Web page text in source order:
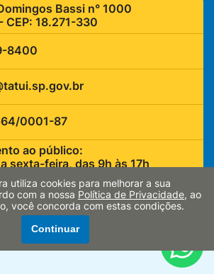
Bassi n° 1000
CEP: 18.271-330
8400
0001-87
ao público:
sexta-feira, das 9h às 17h
utiliza cookies para melhorar a sua
com a nossa Política de Privacidade, ao
você concorda com estas condições.
Continuar